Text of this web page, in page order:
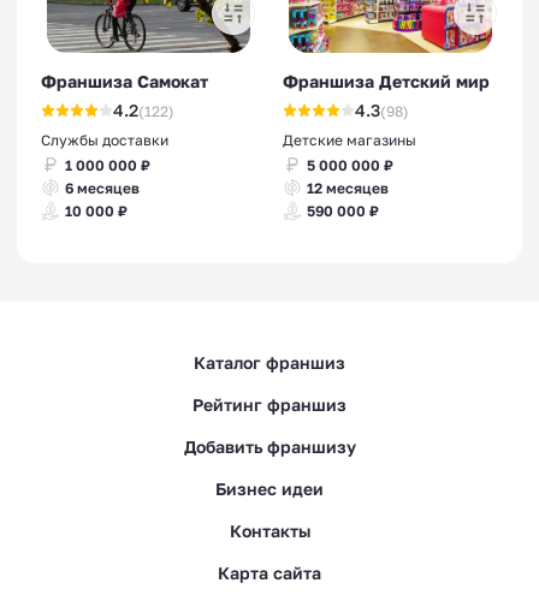
Франшиза Самокат
4.2(122)
Службы доставки
1 000 000 ₽
6 месяцев
10 000 ₽
Франшиза Детский мир
4.3(98)
Детские магазины
5 000 000 ₽
12 месяцев
590 000 ₽
Каталог франшиз
Рейтинг франшиз
Добавить франшизу
Бизнес идеи
Контакты
Карта сайта